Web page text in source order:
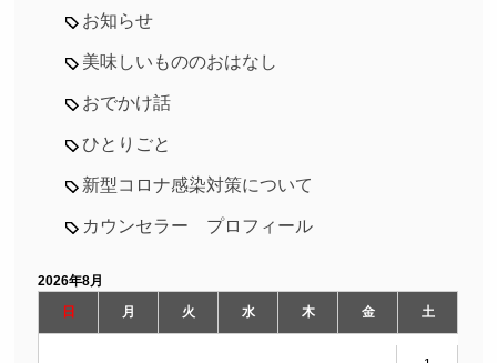
お知らせ
美味しいもののおはなし
おでかけ話
ひとりごと
新型コロナ感染対策について
カウンセラー プロフィール
2026年8月
日
月 火 水 木 金 土